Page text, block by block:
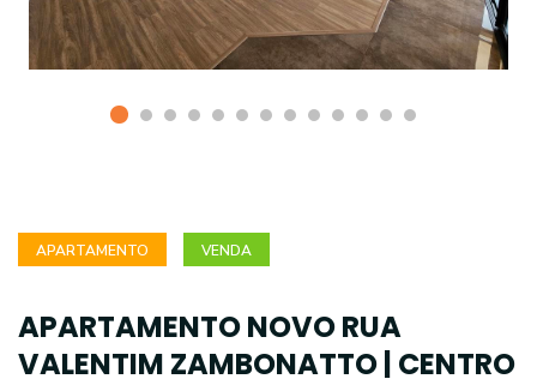
APARTAMENTO VENDA
APARTAMENTO NOVO RUA
VALENTIM ZAMBONATTO | CENTRO